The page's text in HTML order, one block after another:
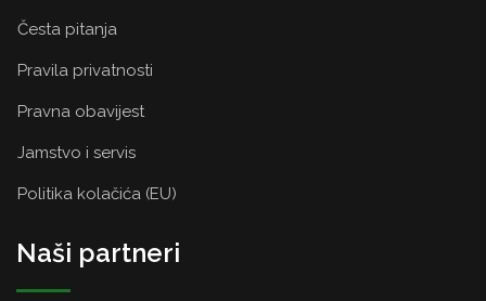
Česta pitanja
Pravila privatnosti
Pravna obavijest
Jamstvo i servis
Politika kolačića (EU)
Naši partneri